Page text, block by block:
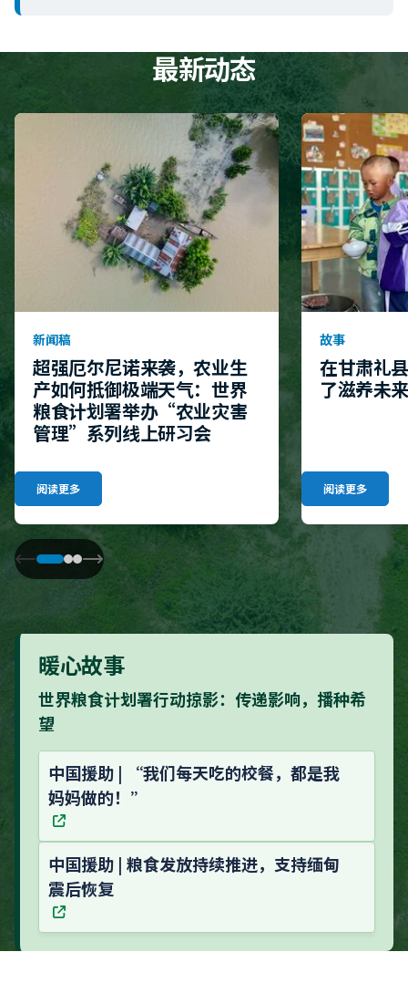
最新动态
新闻稿
超强厄尔尼诺来袭，农业生
产如何抵御极端天气：世界
粮食计划署举办“农业灾害
管理”系列线上研习会
阅读更多
故事
在甘肃礼
了滋养未
阅读更多
暖心故事
世界粮食计划署行动掠影：传递影响，播种希
望
中国援助 | “我们每天吃的校餐，都是我
妈妈做的！”
中国援助 | 粮食发放持续推进，支持缅甸
震后恢复